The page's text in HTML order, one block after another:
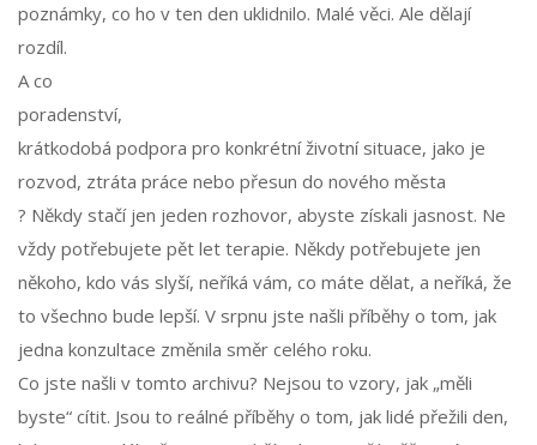
poznámky, co ho v ten den uklidnilo. Malé věci. Ale dělají
rozdíl.
A co
poradenství,
krátkodobá podpora pro konkrétní životní situace, jako je
rozvod, ztráta práce nebo přesun do nového města
? Někdy stačí jen jeden rozhovor, abyste získali jasnost. Ne
vždy potřebujete pět let terapie. Někdy potřebujete jen
někoho, kdo vás slyší, neříká vám, co máte dělat, a neříká, že
to všechno bude lepší. V srpnu jste našli příběhy o tom, jak
jedna konzultace změnila směr celého roku.
Co jste našli v tomto archivu? Nejsou to vzory, jak „měli
byste“ cítit. Jsou to reálné příběhy o tom, jak lidé přežili den,